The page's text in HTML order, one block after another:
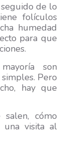
seguido de lo
folículos
humedad
para que
son
Pero
hay que
cómo
una visita al